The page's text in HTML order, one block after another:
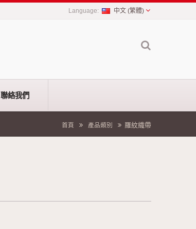
中文 (繁體)
聯絡我們
首頁 產品類別 羅紋織帶